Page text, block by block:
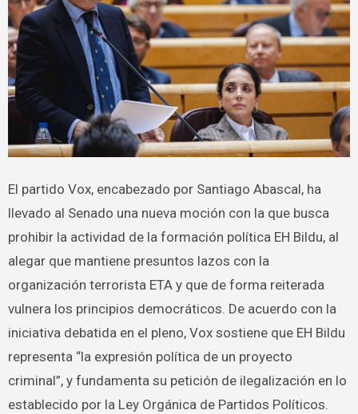
El partido Vox, encabezado por Santiago Abascal, ha
llevado al Senado una nueva moción con la que busca
prohibir la actividad de la formación política EH Bildu, al
alegar que mantiene presuntos lazos con la
organización terrorista ETA y que de forma reiterada
vulnera los principios democráticos. De acuerdo con la
iniciativa debatida en el pleno, Vox sostiene que EH Bildu
representa “la expresión política de un proyecto
criminal”, y fundamenta su petición de ilegalización en lo
establecido por la Ley Orgánica de Partidos Políticos.